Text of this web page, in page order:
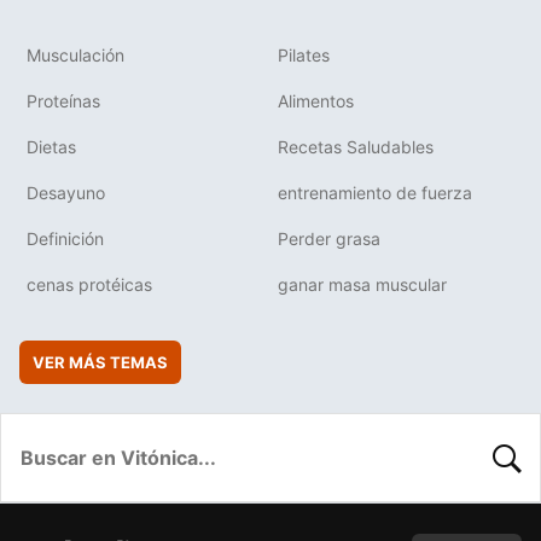
Musculación Pilates
Proteínas Alimentos
Dietas Recetas Saludables
Desayuno entrenamiento de fuerza
Definición Perder grasa
cenas protéicas ganar masa muscular
VER MÁS TEMAS